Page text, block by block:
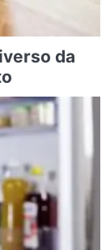
da